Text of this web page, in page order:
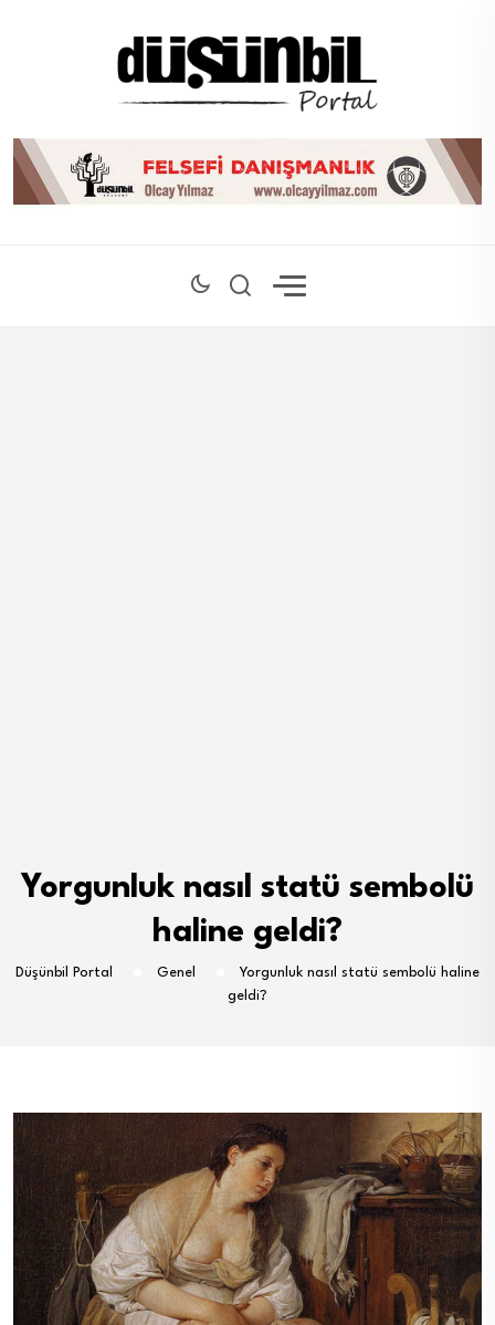
Yorgunluk nasıl statü sembolü
haline geldi?
Düşünbil Portal Genel
Yorgunluk nasıl statü sembolü haline
geldi?